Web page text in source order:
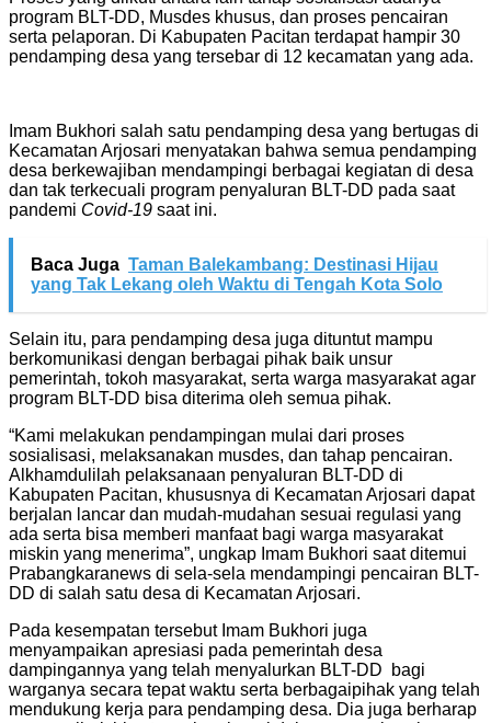
program BLT-DD, Musdes khusus, dan proses pencairan
serta pelaporan. Di Kabupaten Pacitan terdapat hampir 30
pendamping desa yang tersebar di 12 kecamatan yang ada.
Imam Bukhori salah satu pendamping desa yang bertugas di
Kecamatan Arjosari menyatakan bahwa semua pendamping
desa berkewajiban mendampingi berbagai kegiatan di desa
dan tak terkecuali program penyaluran BLT-DD pada saat
pandemi Covid-19 saat ini.
Baca Juga Taman Balekambang: Destinasi Hijau
yang Tak Lekang oleh Waktu di Tengah Kota Solo
Selain itu, para pendamping desa juga dituntut mampu
berkomunikasi dengan berbagai pihak baik unsur
pemerintah, tokoh masyarakat, serta warga masyarakat agar
program BLT-DD bisa diterima oleh semua pihak.
“Kami melakukan pendampingan mulai dari proses
sosialisasi, melaksanakan musdes, dan tahap pencairan.
Alkhamdulilah pelaksanaan penyaluran BLT-DD di
Kabupaten Pacitan, khususnya di Kecamatan Arjosari dapat
berjalan lancar dan mudah-mudahan sesuai regulasi yang
ada serta bisa memberi manfaat bagi warga masyarakat
miskin yang menerima”, ungkap Imam Bukhori saat ditemui
Prabangkaranews di sela-sela mendampingi pencairan BLT-
DD di salah satu desa di Kecamatan Arjosari.
Pada kesempatan tersebut Imam Bukhori juga
menyampaikan apresiasi pada pemerintah desa
dampingannya yang telah menyalurkan BLT-DD bagi
warganya secara tepat waktu serta berbagaipihak yang telah
mendukung kerja para pendamping desa. Dia juga berharap